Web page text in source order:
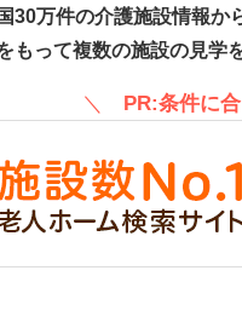
30万件の介護施設情報か
もって複数の施設の見学
＼ PR:条件に